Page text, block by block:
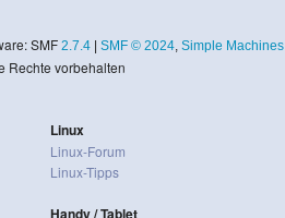
SMF 2.7.4| SMF © 2024, Simple Machines
Rechte vorbehalten
Linux
Linux-Forum
Linux-Tipps
Handy / Tablet